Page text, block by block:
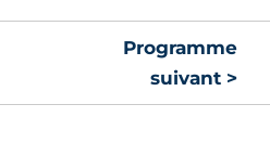
Programme
suivant >